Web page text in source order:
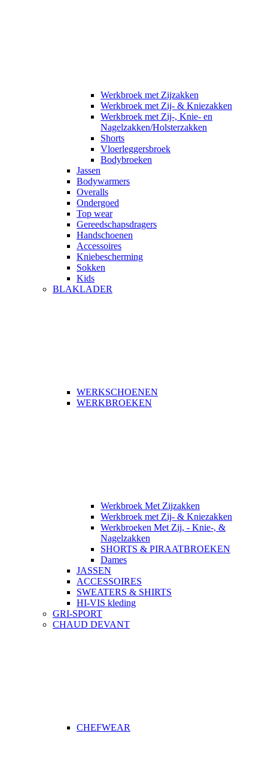
Werkbroek met Zijzakken
Werkbroek met Zij- & Kniezakken
Werkbroek met Zij-, Knie- en
Nagelzakken/Holsterzakken
Shorts
Vloerleggersbroek
Bodybroeken
Jassen
Bodywarmers
Overalls
Ondergoed
Top wear
Gereedschapsdragers
Handschoenen
Accessoires
Kniebescherming
Sokken
Kids
BLAKLADER
WERKSCHOENEN
WERKBROEKEN
Werkbroek Met Zijzakken
Werkbroek met Zij- & Kniezakken
Werkbroeken Met Zij, - Knie-, &
Nagelzakken
SHORTS & PIRAATBROEKEN
Dames
JASSEN
ACCESSOIRES
SWEATERS & SHIRTS
HI-VIS kleding
GRI-SPORT
CHAUD DEVANT
CHEFWEAR